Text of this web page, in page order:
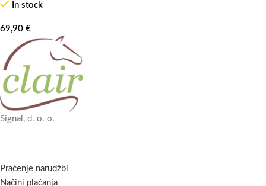
In stock
69,90 €
Signal, d. o. o.
Praćenje narudžbi
Načini plaćanja